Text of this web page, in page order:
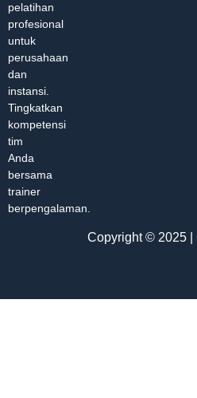
pelatihan
profesional
untuk
perusahaan
dan
instansi.
Tingkatkan
kompetensi
tim
Anda
bersama
trainer
berpengalaman.
Copyright © 2025 |